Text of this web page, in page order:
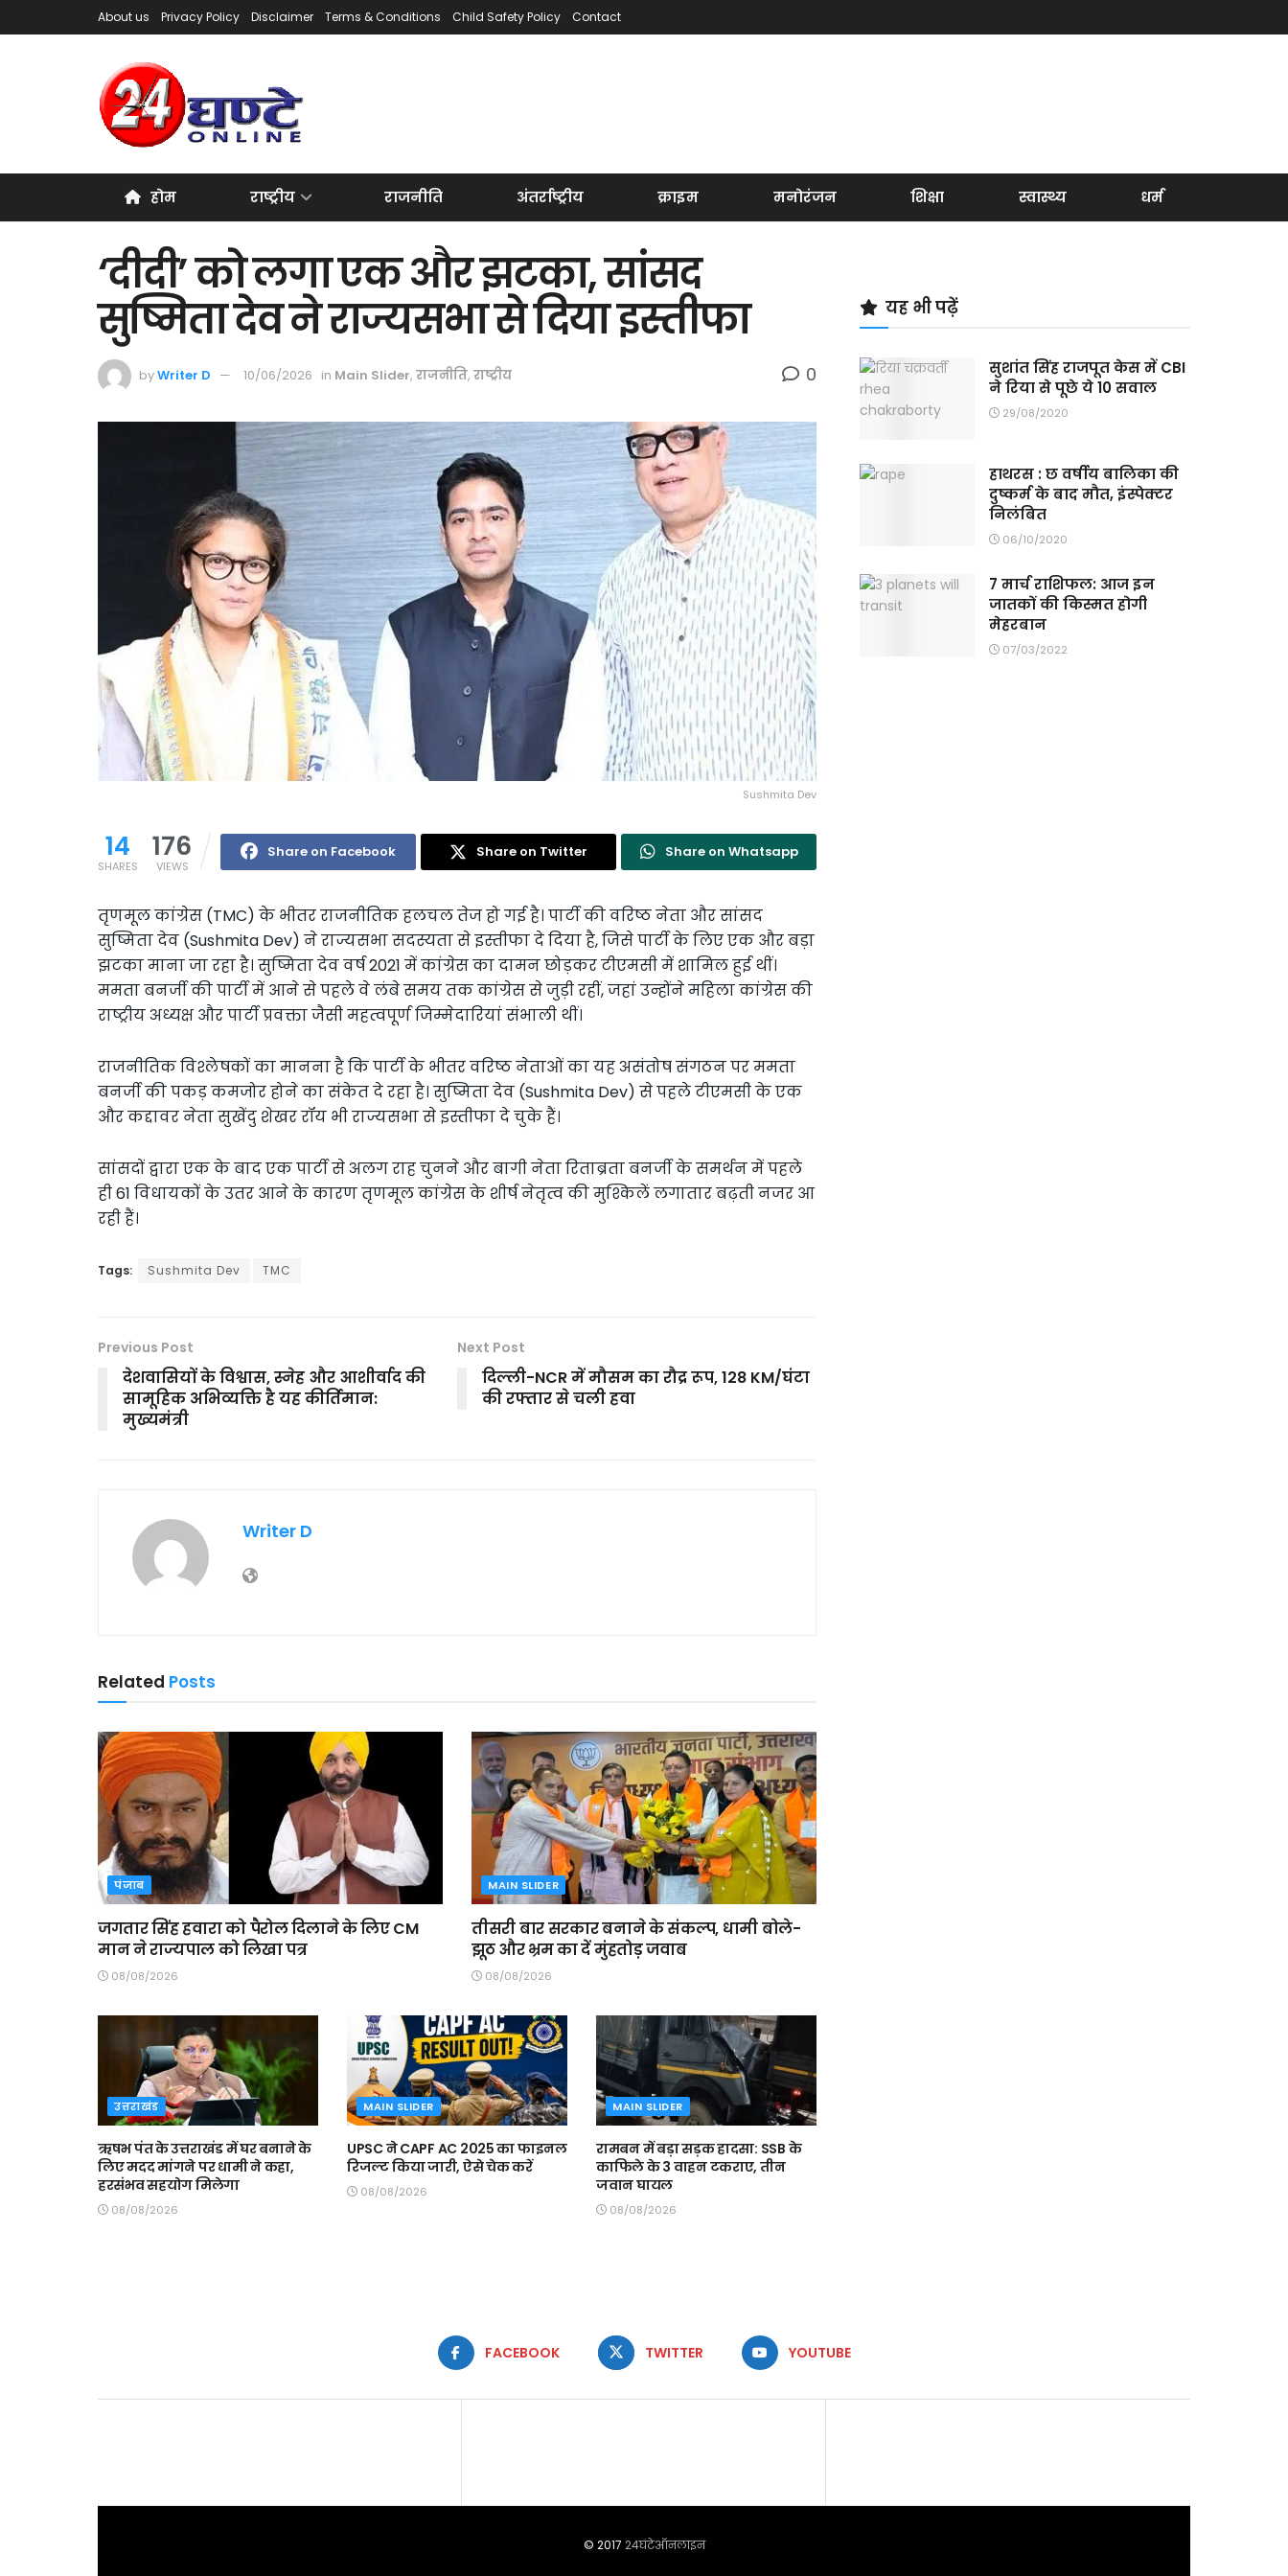
About us Privacy Policy Disclaimer Terms & Conditions Child Safety Policy Contact
होम राष्ट्रीय राजनीति अंतर्राष्ट्रीय क्राइम मनोरंजन शिक्षा स्वास्थ्य धर्म
‘दीदी’ को लगा एक और झटका, सांसद
सुष्मिता देव ने राज्यसभा से दिया इस्तीफा
byWriter D 10/06/2026 in Main Slider, राजनीति, राष्ट्रीय 0
Sushmita Dev
14
SHARES
176
VIEWS
Share on Facebook Share on Twitter Share on Whatsapp
तृणमूल कांग्रेस (TMC) के भीतर राजनीतिक हलचल तेज हो गई है। पार्टी की वरिष्ठ नेता और सांसद
सुष्मिता देव (Sushmita Dev) ने राज्यसभा सदस्यता से इस्तीफा दे दिया है, जिसे पार्टी के लिए एक और बड़ा
झटका माना जा रहा है। सुष्मिता देव वर्ष 2021 में कांग्रेस का दामन छोड़कर टीएमसी में शामिल हुई थीं।
ममता बनर्जी की पार्टी में आने से पहले वे लंबे समय तक कांग्रेस से जुड़ी रहीं, जहां उन्होंने महिला कांग्रेस की
राष्ट्रीय अध्यक्ष और पार्टी प्रवक्ता जैसी महत्वपूर्ण जिम्मेदारियां संभाली थीं।
राजनीतिक विश्लेषकों का मानना है कि पार्टी के भीतर वरिष्ठ नेताओं का यह असंतोष संगठन पर ममता
बनर्जी की पकड़ कमजोर होने का संकेत दे रहा है। सुष्मिता देव (Sushmita Dev) से पहले टीएमसी के एक
और कद्दावर नेता सुखेंदु शेखर रॉय भी राज्यसभा से इस्तीफा दे चुके हैं।
सांसदों द्वारा एक के बाद एक पार्टी से अलग राह चुनने और बागी नेता रिताब्रता बनर्जी के समर्थन में पहले
ही 61 विधायकों के उतर आने के कारण तृणमूल कांग्रेस के शीर्ष नेतृत्व की मुश्किलें लगातार बढ़ती नजर आ
रही हैं।
Tags: Sushmita Dev TMC
Previous Post
देशवासियों के विश्वास, स्नेह और आशीर्वाद की
सामूहिक अभिव्यक्ति है यह कीर्तिमान:
मुख्यमंत्री
Next Post
दिल्ली-NCR में मौसम का रौद्र रूप, 128 KM/घंटा
की रफ्तार से चली हवा
Writer D
Related Posts
पंजाब
जगतार सिंह हवारा को पैरोल दिलाने के लिए CM
मान ने राज्यपाल को लिखा पत्र
08/08/2026
MAIN SLIDER
तीसरी बार सरकार बनाने के संकल्प, धामी बोले-
झूठ और भ्रम का दें मुंहतोड़ जवाब
08/08/2026
उत्तराखंड
ऋषभ पंत के उत्तराखंड में घर बनाने के
लिए मदद मांगने पर धामी ने कहा,
हरसंभव सहयोग मिलेगा
08/08/2026
MAIN SLIDER
UPSC ने CAPF AC 2025 का फाइनल
रिजल्ट किया जारी, ऐसे चेक करें
08/08/2026
MAIN SLIDER
रामबन में बड़ा सड़क हादसा: SSB के
काफिले के 3 वाहन टकराए, तीन
जवान घायल
08/08/2026
यह भी पढ़ें
सुशांत सिंह राजपूत केस में CBI
ने रिया से पूछे ये 10 सवाल
29/08/2020
हाथरस : छ वर्षीय बालिका की
दुष्कर्म के बाद मौत, इंस्पेक्टर
निलंबित
06/10/2020
7 मार्च राशिफल: आज इन
जातकों की किस्मत होगी
मेहरबान
07/03/2022
FACEBOOK TWITTER YOUTUBE
© 2017 24घंटेऑनलाइन